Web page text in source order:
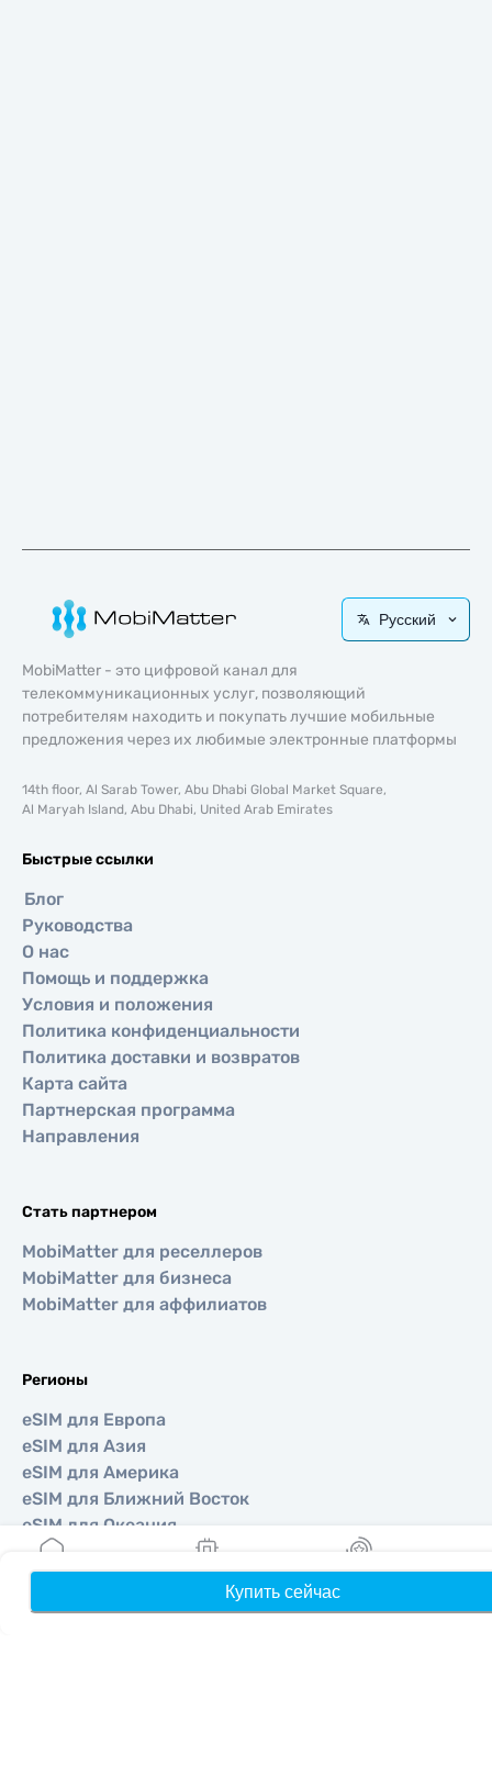
Купить сейчас
Русский
MobiMatter - это цифровой канал для
телекоммуникационных услуг, позволяющий
потребителям находить и покупать лучшие мобильные
предложения через их любимые электронные платформы
14th floor, Al Sarab Tower, Abu Dhabi Global Market Square,
Al Maryah Island, Abu Dhabi, United Arab Emirates
Быстрые ссылки
Блог
Руководства
О нас
Помощь и поддержка
Условия и положения
Политика конфиденциальности
Политика доставки и возвратов
Карта сайта
Партнерская программа
Направления
Стать партнером
MobiMatter для реселлеров
MobiMatter для бизнеса
MobiMatter для аффилиатов
Регионы
eSIM для Европа
eSIM для Азия
eSIM для Америка
eSIM для Ближний Восток
eSIM для Океания
eSIM для Африка
Мои eSIM Бонусы